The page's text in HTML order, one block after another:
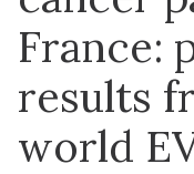
France:
results
world